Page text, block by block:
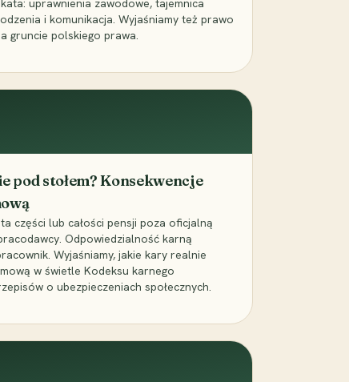
uprawnienia zawodowe, tajemnica
i komunikacja. Wyjaśniamy też prawo
gruncie polskiego prawa.
pod stołem? Konsekwencje
części lub całości pensji poza oficjalną
Odpowiedzialność karną
Wyjaśniamy, jakie kary realnie
w świetle Kodeksu karnego
o ubezpieczeniach społecznych.